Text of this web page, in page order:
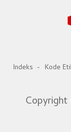
Indeks Kode